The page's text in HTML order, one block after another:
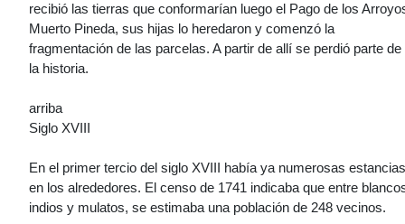
recibió las tierras que conformarían luego el Pago de los
Muerto Pineda, sus hijas lo heredaron y comenzó la
fragmentación de las parcelas. A partir de allí se perdió parte de
la historia.
arriba
Siglo XVIII
En el primer tercio del siglo XVIII había ya numerosas estancias
en los alrededores. El censo de 1741 indicaba que entre
indios y mulatos, se estimaba una población de 248 vecinos.